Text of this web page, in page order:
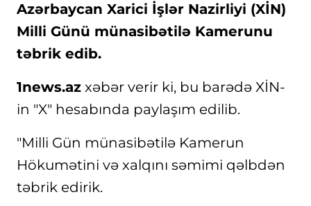
Azərbaycan Xarici İşlər Nazirliyi (XİN)
Milli Günü münasibətilə Kamerunu
təbrik edib.
1news.az xəbər verir ki, bu barədə XİN-
in "X" hesabında paylaşım edilib.
"Milli Gün münasibətilə Kamerun
Hökumətini və xalqını səmimi qəlbdən
təbrik edirik.